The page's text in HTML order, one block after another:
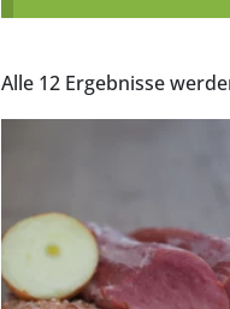
Alle 12 Ergebnisse